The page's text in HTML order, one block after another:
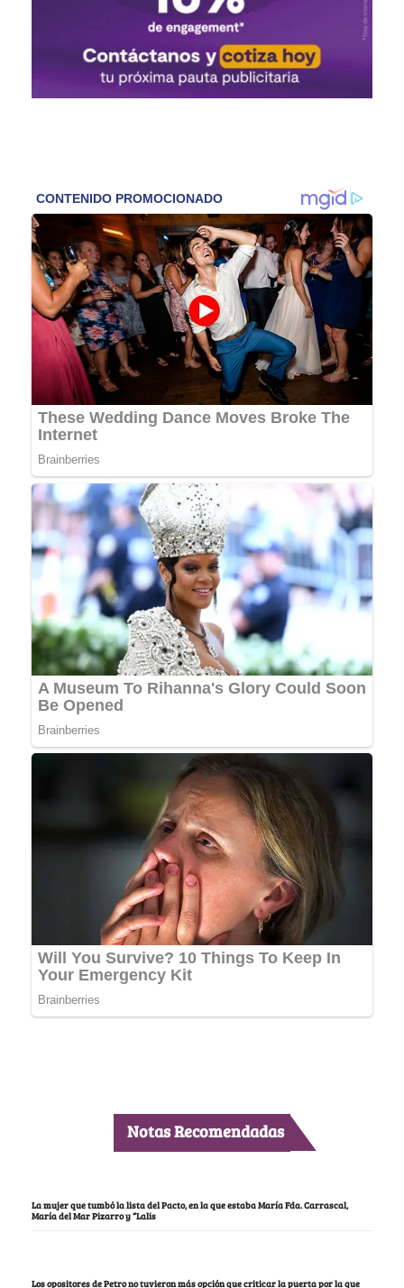
Notas Recomendadas
La mujer que tumbó la lista del Pacto, en la que estaba María Fda. Carrascal,
María del Mar Pizarro y “Lalis
Los opositores de Petro no tuvieron más opción que criticar la puerta por la que